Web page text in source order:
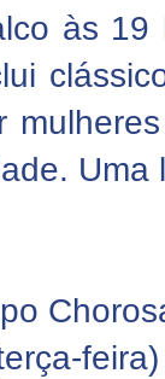
às 19
Uma
feira)